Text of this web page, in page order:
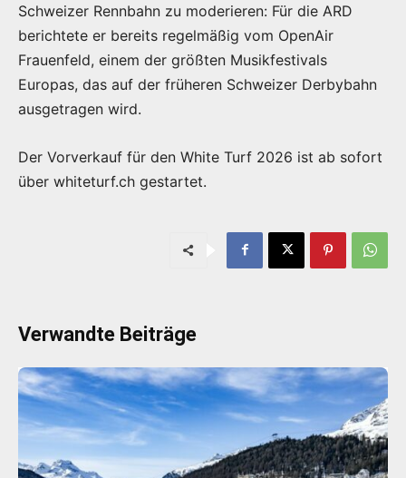
Schweizer Rennbahn zu moderieren: Für die ARD
berichtete er bereits regelmäßig vom OpenAir
Frauenfeld, einem der größten Musikfestivals
Europas, das auf der früheren Schweizer Derbybahn
ausgetragen wird.
Der Vorverkauf für den White Turf 2026 ist ab sofort
über whiteturf.ch gestartet.
Verwandte Beiträge